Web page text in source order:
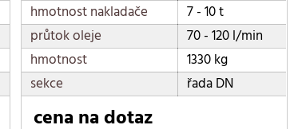
hmotnost nakladače
7 - 10 t
průtok oleje
70 - 120 l/min
hmotnost
1330 kg
sekce
řada DN
cena na dotaz